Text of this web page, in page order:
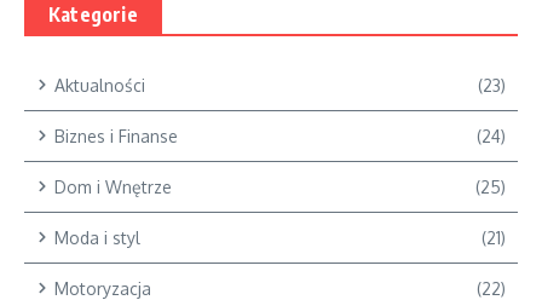
Kategorie
Aktualności (23)
Biznes i Finanse (24)
Dom i Wnętrze (25)
Moda i styl (21)
Motoryzacja (22)